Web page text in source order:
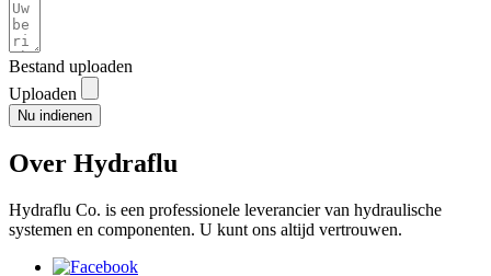
Bestand uploaden
Uploaden
Nu indienen
Over Hydraflu
Hydraflu Co. is een professionele leverancier van hydraulische
systemen en componenten. U kunt ons altijd vertrouwen.